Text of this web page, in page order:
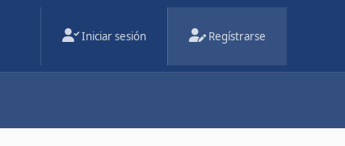
Iniciar sesión Regístrarse